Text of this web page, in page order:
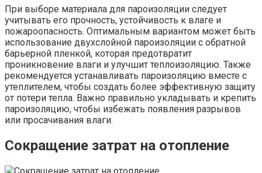
При выборе материала для пароизоляции следует
учитывать его прочность, устойчивость к влаге и
пожароопасность. Оптимальным вариантом может быть
использование двухслойной пароизоляции с обратной
барьерной пленкой, которая предотвратит
проникновение влаги и улучшит теплоизоляцию. Также
рекомендуется устанавливать пароизоляцию вместе с
утеплителем, чтобы создать более эффективную защиту
от потери тепла. Важно правильно укладывать и крепить
пароизоляцию, чтобы избежать появления разрывов
или просачивания влаги.
Сокращение затрат на отопление